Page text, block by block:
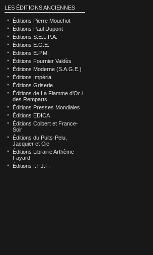
LES ÉDITIONS ANCIENNES
Éditions Pierre Mouchot
Éditions Paul Dupont
Éditions S.E.L.P.A.
Éditions E.G.E.
Éditions E.P.M.
Éditions Fournier Valdès
Éditions Moderne (S.A.G.E.)
Éditions Impéria
Éditions Griserie
Éditions de La Flamme d’Or /
des Remparts
Éditions Presses Mondiales
Éditions EDICA
Éditions Colbert et France-
Soir
Éditions du Puits-Pelu,
Jacquier et Cie
Éditions Librairie Arthème
Fayard
Éditions I.T.J.F.